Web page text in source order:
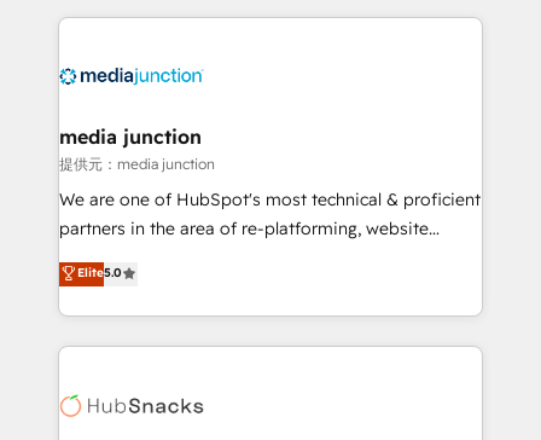
methodologies. As Latin America's largest HubSpot
offer unparalleled insights. Operating in five
Mexico, USA, and Portugal—we've executed over a
hundred successful operations. Our approach,
rooted in RevOps principles, integrates analysis,
training, planning, and qualification. Leveraging
inbound marketing tactics, we focus on
understanding, nurturing, and converting leads.
competitive market.
media junction
提供元：media junction
We are one of HubSpot's most technical & proficient
partners in the area of re-platforming, website
design & development. We specialize in multi-hub
implementations for mid-market & enterprise
companies. We are woman-owned, powered by
coffee, and we ❤️ dogs. We produce award-winning
Impact Award 🏆2022 Technical Expertise Impact
Elite5.0